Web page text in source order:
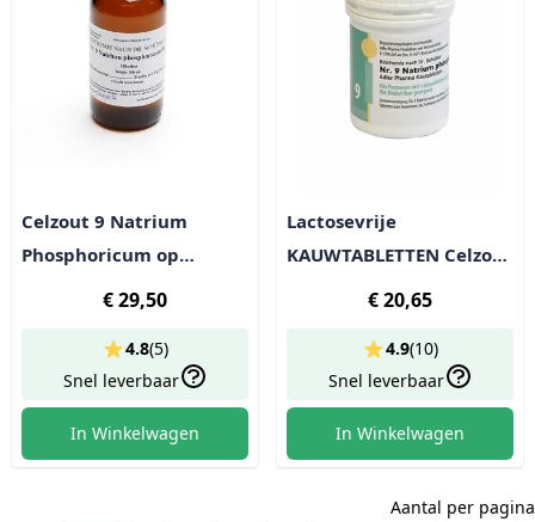
Celzout 9 Natrium
Phosphoricum op
alcoholbasis - lactosevrij
€ 29,50
Snel leverbaar
4.8(5)
In Winkelwagen
Lactosevrije
KAUWTABLETTEN Celzout
9 Natrium€ 20,65
Snel leverbaar
4.9(10)
In Winkelwagen
Aantal per pagina